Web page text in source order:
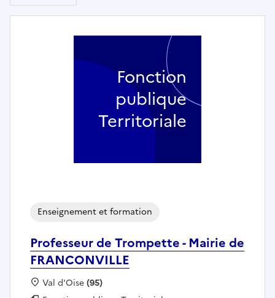
Professeur de Trompette - Mairie de
FRANCONVILLE
Enseignement et formation
Localisation :
Val d'Oise(95)
Fonction
publique
Territoriale